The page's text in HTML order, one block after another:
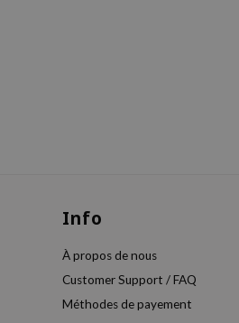
Info
À propos de nous
Customer Support / FAQ
Méthodes de payement